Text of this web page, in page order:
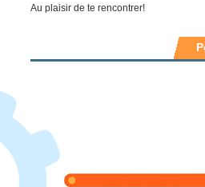
Au plaisir de te rencontrer!